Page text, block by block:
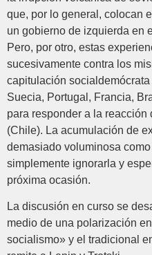
que, por lo general, colocan
un gobierno de izquierda en
Pero, por otro, estas
sucesivamente contra los
capitulación
Suecia, Portugal, Francia,
para responder a la
(Chile). La acumulación de
demasiado voluminosa
simplemente ignorarla y
próxima ocasión.
La discusión en curso se
medio de una polarización
socialismo» y el tradicional